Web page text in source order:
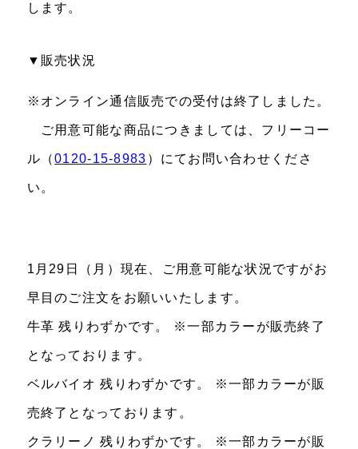
します。
▼販売状況
※オンライン通信販売での受付は終了しました。
ご用意可能な商品につきましては、フリーコー
ル（0120-15-8983 ）にてお問い合わせくださ
い。
1月29日（月）現在、ご用意可能な状況ですがお
早目のご注文をお願いいたします。
牛革 残りわずかです。 ※一部カラーが販売終了
となっております。
ベルバイオ 残りわずかです。 ※一部カラーが販
売終了となっております。
クラリーノ 残りわずかです。 ※一部カラーが販